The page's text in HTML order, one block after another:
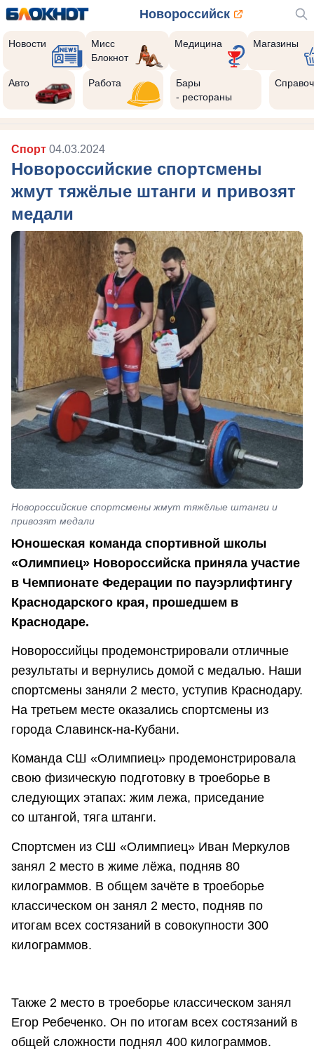
Новороссийск
Новости
Мисс
Блокнот
Медицина Магазины
Авто Работа
Бары
- рестораны
Спорт 04.03.2024
Новороссийские спортсмены
жмут тяжёлые штанги и привозят
медали
Новороссийские спортсмены жмут тяжёлые штанги и
привозят медали
Юношеская команда спортивной школы
«Олимпиец» Новороссийска приняла участие
в Чемпионате Федерации по пауэрлифтингу
Краснодарского края, прошедшем в
Краснодаре.
Новороссийцы продемонстрировали отличные
результаты и вернулись домой с медалью. Наши
спортсмены заняли 2 место, уступив Краснодару.
На третьем месте оказались спортсмены из
города Славинск-на-Кубани.
Команда СШ «Олимпиец» продемонстрировала
свою физическую подготовку в троеборье в
следующих этапах: жим лежа, приседание
со штангой, тяга штанги.
Спортсмен из СШ «Олимпиец» Иван Меркулов
занял 2 место в жиме лёжа, подняв 80
килограммов. В общем зачёте в троеборье
классическом он занял 2 место, подняв по
итогам всех состязаний в совокупности 300
килограммов.
Также 2 место в троеборье классическом занял
Егор Ребеченко. Он по итогам всех состязаний в
общей сложности поднял 400 килограммов.